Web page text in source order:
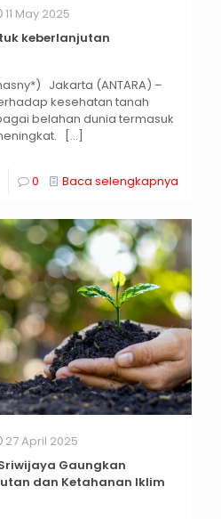
11 May 2025
keberlanjutan
Jakarta (ANTARA) –
kesehatan tanah
belahan dunia termasuk
[…]
0 Baca selengkapnya
27 April 2025
Gaungkan
dan Ketahanan Iklim